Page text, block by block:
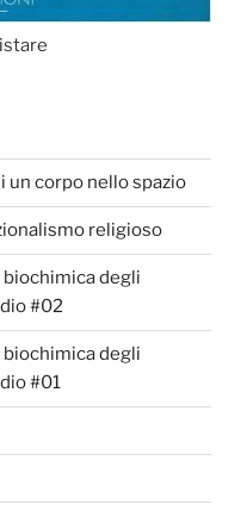
un corpo nello spazio
religioso
biochimica degli
#02
biochimica degli
#01